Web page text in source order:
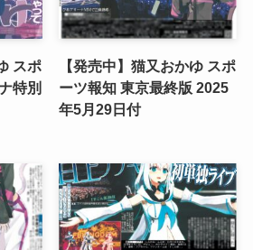
スポ
特別
【発売中】猫又おかゆ スポ
ーツ報知 東京最終版 2025
年5月29日付